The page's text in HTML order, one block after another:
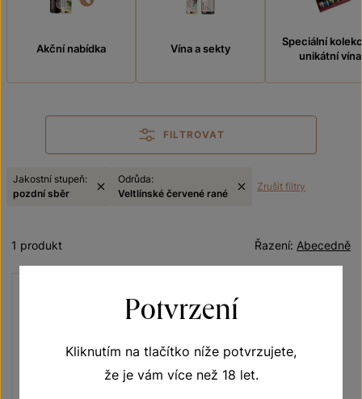
Akční nabídka Vína a sekty
Speciální
unikátní vína
FILTROVAT
Jakostní stupeň:
pozdní sběr
Odrůda:
Veltlínské červené rané
Zrušit filtry
Abecedně
Řazení:
1 produkt
Potvrzení
Kliknutím na tlačítko níže potvrzujete,
že je vám více než 18 let.